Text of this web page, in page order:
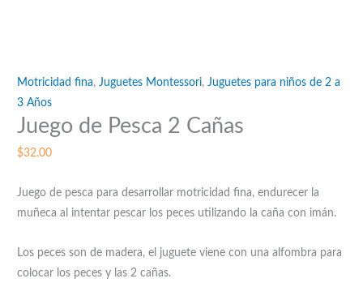
Motricidad fina,Juguetes Montessori,Juguetes para niños de 2 a
3 Años
Juego de Pesca 2 Cañas
$32.00
Juego de pesca para desarrollar motricidad fina, endurecer la
muñeca al intentar pescar los peces utilizando la caña con imán.
Los peces son de madera, el juguete viene con una alfombra para
colocar los peces y las 2 cañas.